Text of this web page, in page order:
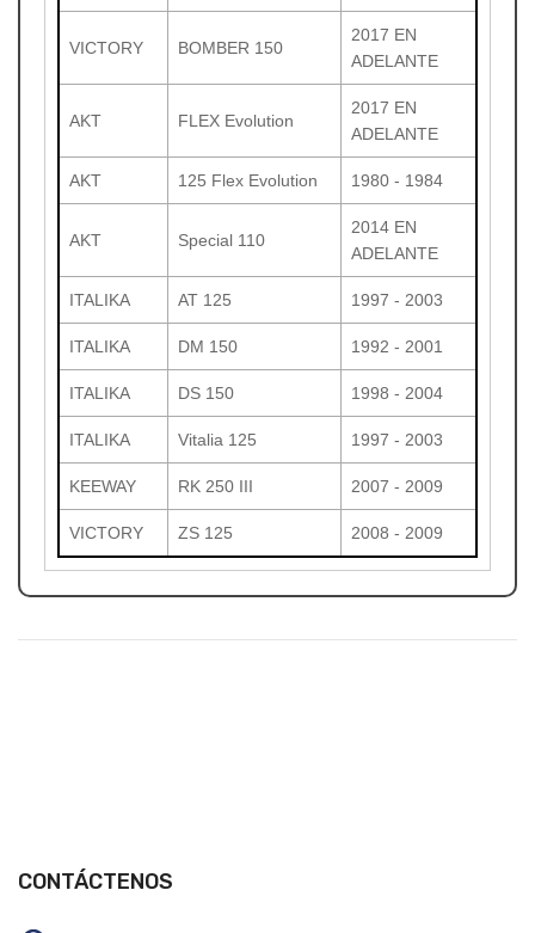
VICTORY BOMBER 150
2017 EN
ADELANTE
AKT FLEX Evolution
2017 EN
ADELANTE
AKT 125 Flex Evolution 1980 - 1984
AKT Special 110
2014 EN
ADELANTE
ITALIKA AT 125 1997 - 2003
ITALIKA DM 150 1992 - 2001
ITALIKA DS 150 1998 - 2004
ITALIKA Vitalia 125 1997 - 2003
KEEWAY RK 250 III 2007 - 2009
VICTORY ZS 125 2008 - 2009
CONTÁCTENOS